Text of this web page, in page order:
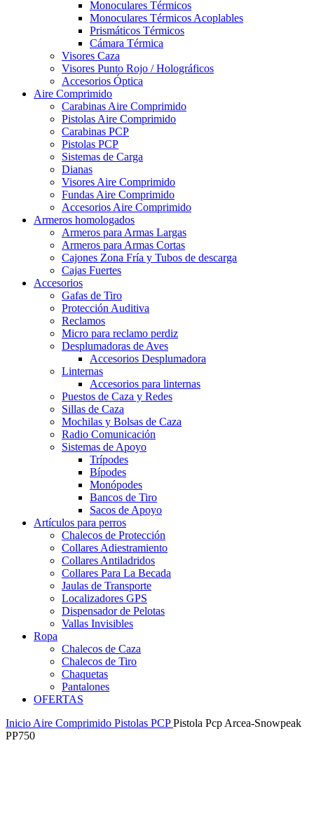
Monoculares Térmicos
Monoculares Térmicos Acoplables
Prismáticos Térmicos
Cámara Térmica
Visores Caza
Visores Punto Rojo / Holográficos
Accesorios Óptica
Aire Comprimido
Carabinas Aire Comprimido
Pistolas Aire Comprimido
Carabinas PCP
Pistolas PCP
Sistemas de Carga
Dianas
Visores Aire Comprimido
Fundas Aire Comprimido
Accesorios Aire Comprimido
Armeros homologados
Armeros para Armas Largas
Armeros para Armas Cortas
Cajones Zona Fría y Tubos de descarga
Cajas Fuertes
Accesorios
Gafas de Tiro
Protección Auditiva
Reclamos
Micro para reclamo perdiz
Desplumadoras de Aves
Accesorios Desplumadora
Linternas
Accesorios para linternas
Puestos de Caza y Redes
Sillas de Caza
Mochilas y Bolsas de Caza
Radio Comunicación
Sistemas de Apoyo
Trípodes
Bípodes
Monópodes
Bancos de Tiro
Sacos de Apoyo
Artículos para perros
Chalecos de Protección
Collares Adiestramiento
Collares Antiladridos
Collares Para La Becada
Jaulas de Transporte
Localizadores GPS
Dispensador de Pelotas
Vallas Invisibles
Ropa
Chalecos de Caza
Chalecos de Tiro
Chaquetas
Pantalones
OFERTAS
Inicio Aire Comprimido Pistolas PCPPistola Pcp Arcea-Snowpeak
PP750